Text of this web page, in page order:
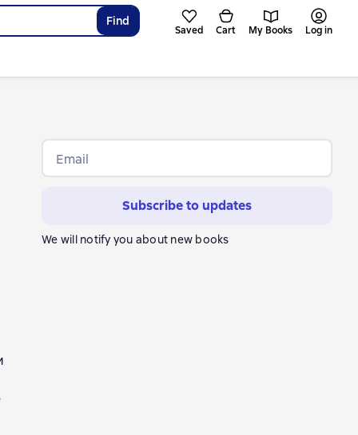
Find
Saved Cart My Books Log in
Email
Subscribe to updates
We will notify you about new books